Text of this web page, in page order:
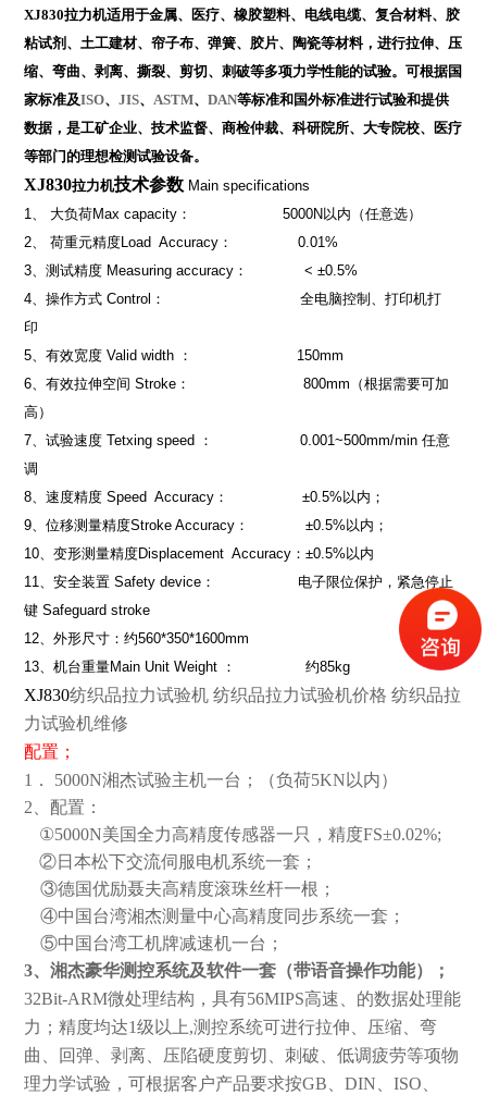
XJ830拉力机适用于金属、医疗、橡胶塑料、电线电缆、复合材料、胶
粘试剂、土工建材、帘子布、弹簧、胶片、陶瓷等材料，进行拉伸、压
缩、弯曲、剥离、撕裂、剪切、刺破等多项力学性能的试验。可根据国
家标准及ISO、JIS、ASTM、DAN等标准和国外标准进行试验和提供
数据，是工矿企业、技术监督、商检仲裁、科研院所、大专院校、医疗
等部门的理想检测试验设备。
XJ830拉力机技术参数 Main specifications
1、 大负荷Max capacity ： 5000N 以内（任意选）
2、 荷重元精度Load Accuracy ：
0.01%
3、测试精度 Measuring accuracy ：
< ±0.5%
4、操作方式 Control ：
全电脑控制、打印机打
印
5、有效宽度 Valid width ：
150mm
6、有效拉伸空间 Stroke ： 800mm （根据需要可加
高）
7、试验速度 Tetxing speed ： 0.001~500mm/min任意
调
8、速度精度 Speed Accuracy ： ±0.5% 以内；
9、位移测量精度Stroke Accuracy ： ±0.5% 以内；
10、变形测量精度Displacement Accuracy ：±0.5% 以内
11、安全装置 Safety device ：
电子限位保护，紧急停止
键 Safeguard stroke
12、外形尺寸：约560*350*1600mm
13、机台重量Main Unit Weight ： 约85kg
XJ830纺织品拉力试验机 纺织品拉力试验机价格 纺织品拉
力试验机维修
配置；
1．
5000N湘杰试验主机一台；（负荷5KN 以内）
2 、配置：
①5000N美国全力高精度传感器一只，精度FS±0.02%;
②日本松下交流伺服电机系统一套；
③德国优励聂夫高精度滚珠丝杆一根；
④中国台湾湘杰测量中心高精度同步系统一套；
⑤中国台湾工机牌减速机一台；
3、湘杰豪华测控系统及软件一套（带语音操作功能）；
32Bit-ARM微处理结构，具有56MIPS高速、的数据处理能
力；精度均达1级以上,测控系统可进行拉伸、压缩、弯
曲、回弹、剥离、压陷硬度剪切、刺破、低调疲劳等项物
理力学试验，可根据客户产品要求按GB 、DIN 、ISO